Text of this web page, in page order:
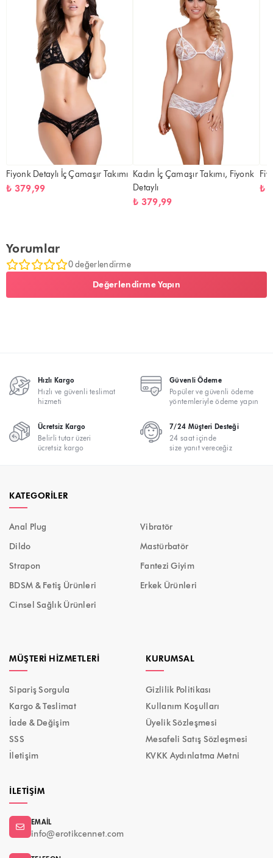
Fiyonk Detaylı İç Çamaşır Takımı
₺ 379,99
Kadın İç Çamaşır Takımı, Fiyonk
Detaylı
₺ 379,99
₺
Yorumlar
0 değerlendirme
Değerlendirme Yapın
Hızlı Kargo
Hızlı ve güvenli teslimat
hizmeti
Güvenli Ödeme
Popüler ve güvenli ödeme
yöntemleriyle ödeme yapın
Ücretsiz Kargo
Belirli tutar üzeri
ücretsiz kargo
7/24 Müşteri Desteği
24 saat içinde
size yanıt vereceğiz
KATEGORILER
Anal Plug
Vibratör
Dildo
Mastürbatör
Strapon
Fantezi Giyim
BDSM & Fetiş Ürünleri
Erkek Ürünleri
Cinsel Sağlık Ürünleri
MÜŞTERI HIZMETLERI
Sipariş Sorgula
Kargo & Teslimat
İade & Değişim
SSS
İletişim
KURUMSAL
Gizlilik Politikası
Kullanım Koşulları
Üyelik Sözleşmesi
Mesafeli Satış Sözleşmesi
KVKK Aydınlatma Metni
İLETIŞIM
EMAIL
info@erotikcennet.com